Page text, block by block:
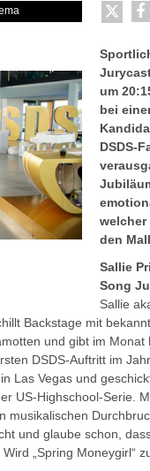
um
bei
DSDS-
den
Sallie
Song
Sallie
Backstage mit
und gibt im
DSDS-Auftritt im
Las Vegas und
US-Highschool-Serie.
musikalischen
und glaube schon,
„Spring Moneygirl“